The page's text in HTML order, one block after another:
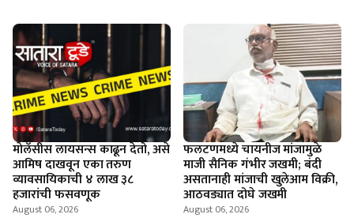
माेलॅसीस लायसन्स काढून देतो, असे
आमिष दाखवून एका तरुण
व्यावसायिकाची ४ लाख ३८
हजारांची फसवणूक
August 06, 2026
फलटणमध्ये चायनीज मांजामुळे
माजी सैनिक गंभीर जखमी; बंदी
असतानाही मांजाची खुलेआम विक्री,
आठवड्यात दोघे जखमी
August 06, 2026